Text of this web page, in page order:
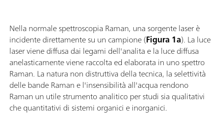
Nella normale spettroscopia Raman, una sorgente laser è
incidente direttamente su un campione (Figura 1a). La luce
laser viene diffusa dai legami dell'analita e la luce diffusa
anelasticamente viene raccolta ed elaborata in uno spettro
Raman. La natura non distruttiva della tecnica, la selettività
delle bande Raman e l'insensibilità all'acqua rendono
Raman un utile strumento analitico per studi sia qualitativi
che quantitativi di sistemi organici e inorganici.